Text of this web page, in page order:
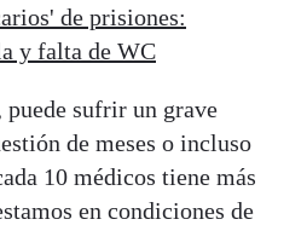
de prisiones:
y falta de WC
puede sufrir un grave
de meses o incluso
10 médicos tiene más
en condiciones de